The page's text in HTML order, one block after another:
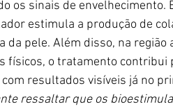
os sinais de
estimula a produção de
da pele. Além disso, na
físicos, o tratamento
com resultados visíveis já no
ressaltar que os